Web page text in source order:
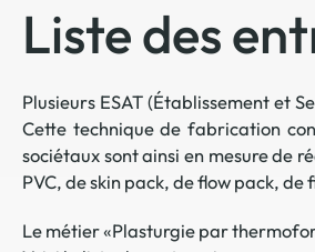
Liste des
Plusieurs ESAT (Établissement et
Cette technique de fabrication
sociétaux sont ainsi en mesure de
PVC, de skin pack, de flow pack,
Le métier «Plasturgie par